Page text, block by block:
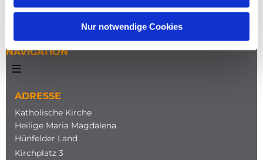
Nur notwendige Cookies
NAVIGATION
ADRESSE
Katholische Kirche
Heilige Maria Magdalena
Hünfelder Land
Kirchplatz 3